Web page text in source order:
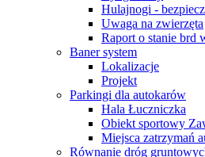
Hulajnogi -
Uwaga na zwierzęta
Raport o stanie brd
Baner system
Lokalizacje
Projekt
Parkingi dla autokarów
Hala Łuczniczka
Obiekt sportowy
Miejsca zatrzymań
Równanie dróg